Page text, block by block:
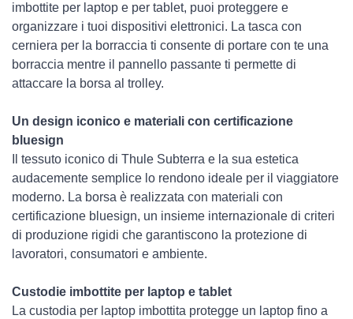
imbottite per laptop e per tablet, puoi proteggere e
organizzare i tuoi dispositivi elettronici. La tasca con
cerniera per la borraccia ti consente di portare con te una
borraccia mentre il pannello passante ti permette di
attaccare la borsa al trolley.
Un design iconico e materiali con certificazione
bluesign
Il tessuto iconico di Thule Subterra e la sua estetica
audacemente semplice lo rendono ideale per il viaggiatore
moderno. La borsa è realizzata con materiali con
certificazione bluesign, un insieme internazionale di criteri
di produzione rigidi che garantiscono la protezione di
lavoratori, consumatori e ambiente.
Custodie imbottite per laptop e tablet
La custodia per laptop imbottita protegge un laptop fino a